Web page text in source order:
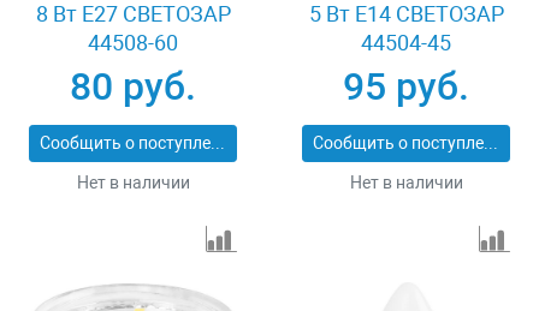
8 Вт E27 СВЕТОЗАР
44508-60
80 руб.
Сообщить о поступлении
Нет в наличии
5 Вт E14 СВЕТОЗАР
44504-45
95 руб.
Сообщить о поступлении
Нет в наличии